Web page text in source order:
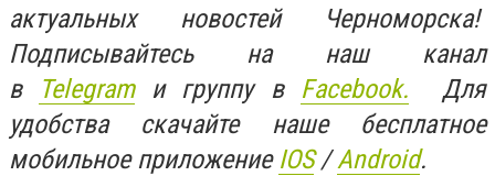
актуальных новостей Черноморска!
Подписывайтесь на наш канал
в
Telegramи группу в Facebook. Для
удобства скачайте наше бесплатное
мобильное приложение IOS/Android.